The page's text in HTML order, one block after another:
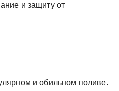
и защиту от
и обильном поливе.